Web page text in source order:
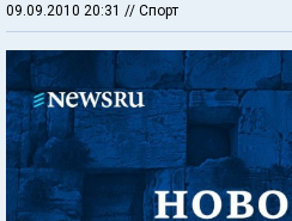
09.09.2010 20:31 // Спорт